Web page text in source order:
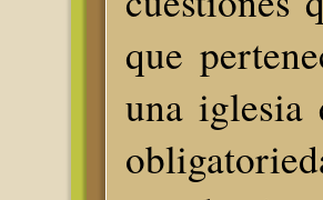
que
una iglesia